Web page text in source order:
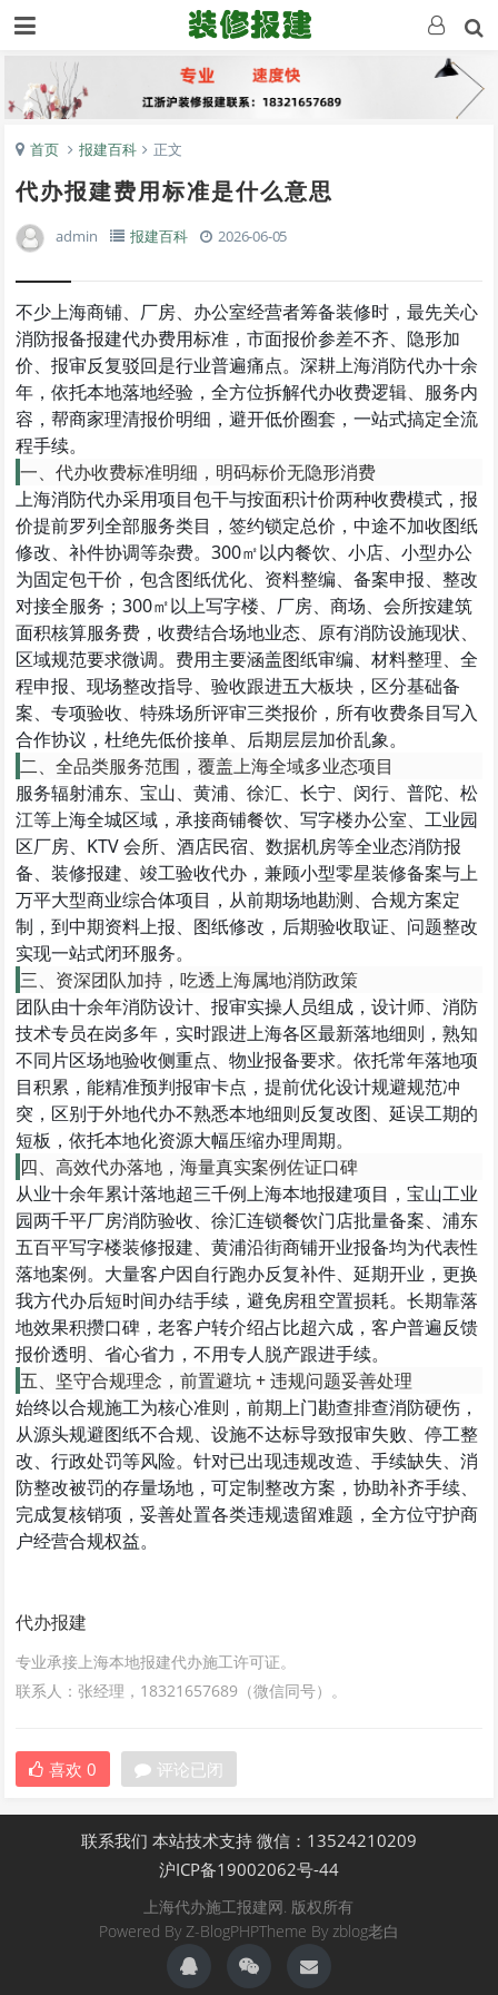
首页 报建百科 正文
代办报建费用标准是什么意思
admin 报建百科 2026-06-05
不少上海商铺、厂房、办公室经营者筹备装修时，最先关心
消防报备报建代办费用标准，市面报价参差不齐、隐形加
价、报审反复驳回是行业普遍痛点。深耕上海消防代办十余
年，依托本地落地经验，全方位拆解代办收费逻辑、服务内
容，帮商家理清报价明细，避开低价圈套，一站式搞定全流
程手续。
一、代办收费标准明细，明码标价无隐形消费
上海消防代办采用项目包干与按面积计价两种收费模式 ，报
价提前罗列全部服务类目，签约锁定总价，中途不加收图纸
修改、补件协调等杂费。300㎡以内餐饮、小店、小型办公
为固定包干价，包含图纸优化、资料整编、备案申报、整改
对接全服务；300㎡以上写字楼、厂房、商场、会所按建筑
面积核算服务费，收费结合场地业态、原有消防设施现状、
区域规范要求微调。费用主要涵盖图纸审编、材料整理、全
程申报、现场整改指导、验收跟进五大板块，区分基础备
案、专项验收、特殊场所评审三类报价，所有收费条目写入
合作协议，杜绝先低价接单、后期层层加价乱象。
二、全品类服务范围，覆盖上海全域多业态项目
服务辐射浦东、宝山、黄浦、徐汇、长宁、闵行、普陀、松
江等上海全城区域，承接商铺餐饮、写字楼办公室、工业园
区厂房、KTV 会所、酒店民宿、数据机房等全业态消防报
备、装修报建、竣工验收代办，兼顾小型零星装修备案与上
万平大型商业综合体项目，从前期场地勘测、合规方案定
制，到中期资料上报、图纸修改，后期验收取证、问题整改
实现一站式闭环服务。
三、资深团队加持，吃透上海属地消防政策
团队由十余年消防设计、报审实操人员组成，设计师、消防
技术专员在岗多年，实时跟进上海各区最新落地细则，熟知
不同片区场地验收侧重点、物业报备要求。依托常年落地项
目积累，能精准预判报审卡点，提前优化设计规避规范冲
突，区别于外地代办不熟悉本地细则反复改图、延误工期的
短板，依托本地化资源大幅压缩办理周期。
四、高效代办落地，海量真实案例佐证口碑
从业十余年累计落地超三千例上海本地报建项目，宝山工业
园两千平厂房消防验收、徐汇连锁餐饮门店批量备案、浦东
五百平写字楼装修报建、黄浦沿街商铺开业报备均为代表性
落地案例。大量客户因自行跑办反复补件、延期开业，更换
我方代办后短时间办结手续，避免房租空置损耗。长期靠落
地效果积攒口碑，老客户转介绍占比超六成，客户普遍反馈
报价透明、省心省力，不用专人脱产跟进手续。
五、坚守合规理念，前置避坑 + 违规问题妥善处理
始终以合规施工为核心准则，前期上门勘查排查消防硬伤，
从源头规避图纸不合规、设施不达标导致报审失败、停工整
改、行政处罚等风险。针对已出现违规改造、手续缺失、消
防整改被罚的存量场地，可定制整改方案，协助补齐手续、
完成复核销项，妥善处置各类违规遗留难题，全方位守护商
户经营合规权益。
代办报建
专业承接上海本地报建代办施工许可证。
联系人：张经理，18321657689（微信同号）。
喜欢 0 评论已闭
联系我们 本站技术支持 微信：13524210209
沪ICP备19002062号-44
上海代办施工报建网. 版权所有
Powered By Z-BlogPHPTheme By zblog老白